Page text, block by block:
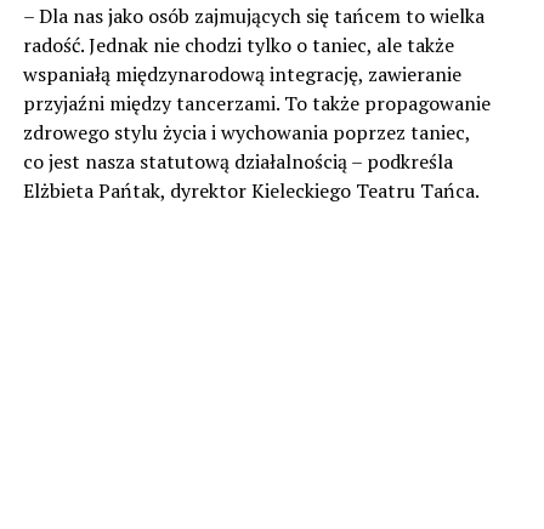
– Dla nas jako osób zajmujących się tańcem to wielka
radość. Jednak nie chodzi tylko o taniec, ale także
wspaniałą międzynarodową integrację, zawieranie
przyjaźni między tancerzami. To także propagowanie
zdrowego stylu życia i wychowania poprzez taniec,
co jest nasza statutową działalnością – podkreśla
Elżbieta Pańtak, dyrektor Kieleckiego Teatru Tańca.